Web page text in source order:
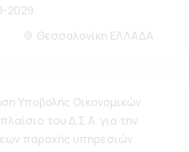
2029.
Θεσσαλονίκη ΕΛΛΑΔΑ
Υποβολής Οικονομικών
του Δ.Σ.Α. για την
παροχής υπηρεσιών